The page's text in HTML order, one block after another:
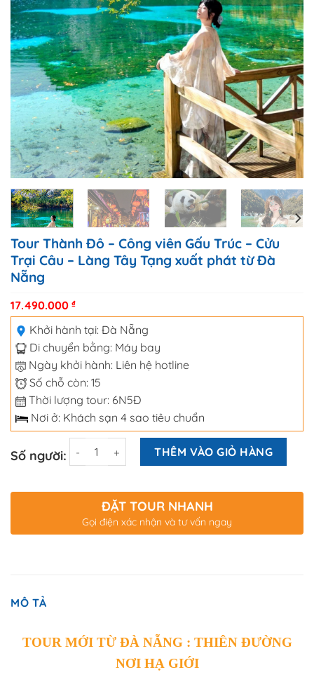
Tour Thành Đô – Công viên Gấu Trúc – Cửu
Trại Câu – Làng Tây Tạng xuất phát từ Đà
Nẵng
17.490.000 ₫
Khởi hành tại: Đà Nẵng
Di chuyển bằng: Máy bay
Ngày khởi hành: Liên hệ hotline
Số chỗ còn: 15
Thời lượng tour: 6N5Đ
Nơi ở: Khách sạn 4 sao tiêu chuẩn
Số người:
Số lượng THÊM VÀO GIỎ HÀNG
ĐẶT TOUR NHANH
Gọi điện xác nhận và tư vấn ngay
MÔ TẢ
TOUR MỚI TỪ ĐÀ NẴNG : THIÊN ĐƯỜNG
NƠI HẠ GIỚI